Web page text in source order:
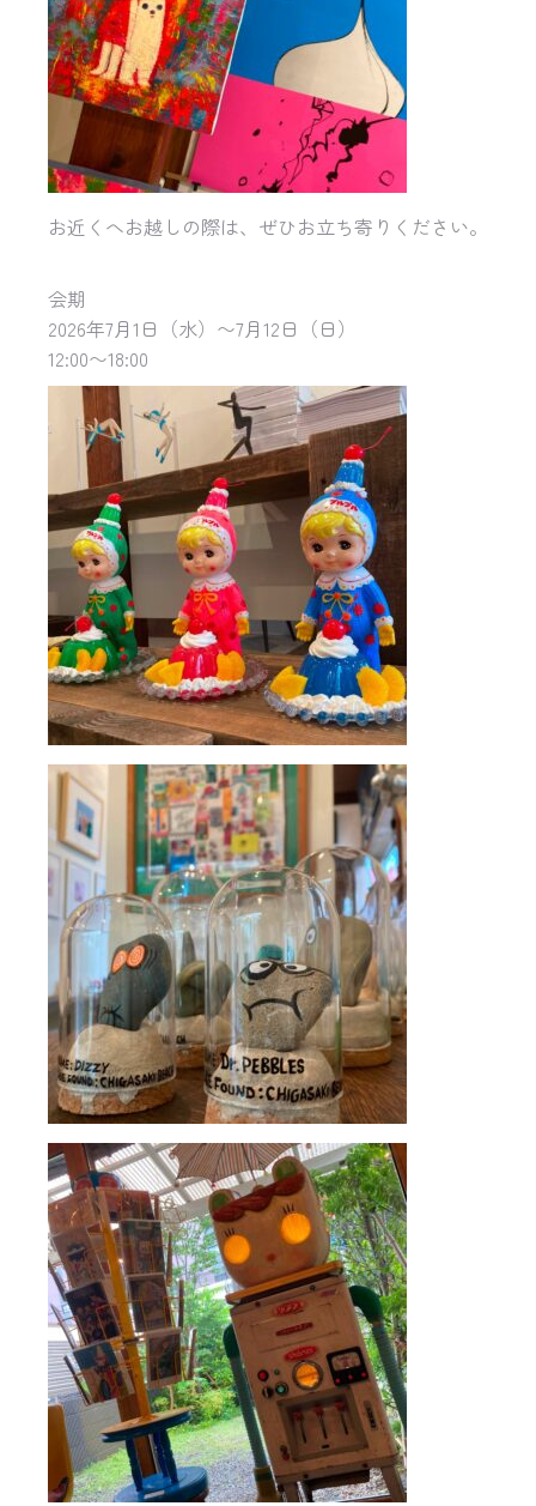
お近くへお越しの際は、ぜひお立ち寄りください。
会期
2026年7月1日（水）〜7月12日（日）
12:00〜18:00